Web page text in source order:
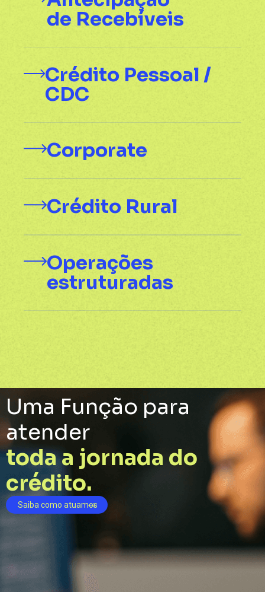
de Recebíveis
Crédito Pessoal /
CDC
Corporate
Crédito Rural
Operações
estruturadas
Uma Função para
atender
toda a jornada do
crédito.
Saiba como atuamos